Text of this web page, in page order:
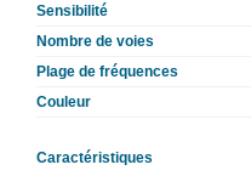
Sensibilité
Nombre de voies
Plage de fréquences
Couleur
Caractéristiques